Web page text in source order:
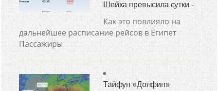
Шейха превысила сутки -
Как это повлияло на
дальнейшее расписание рейсов в Египет
Пассажиры
Тайфун «Долфин»